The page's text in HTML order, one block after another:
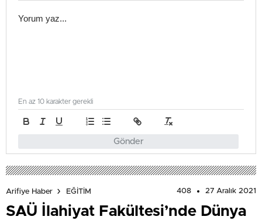
Gönder
En az 10 karakter gerekli
Arifiye Haber EĞİTİM 408 27 Aralık 2021
SAÜ İlahiyat Fakültesi’nde Dünya